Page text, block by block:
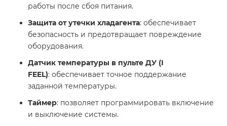
работы после сбоя питания.
Защита от утечки хладагента: обеспечивает
безопасность и предотвращает повреждение
оборудования.
Датчик температуры в пульте ДУ (I
FEEL): обеспечивает точное поддержание
заданной температуры.
Таймер: позволяет программировать включение
и выключение системы.